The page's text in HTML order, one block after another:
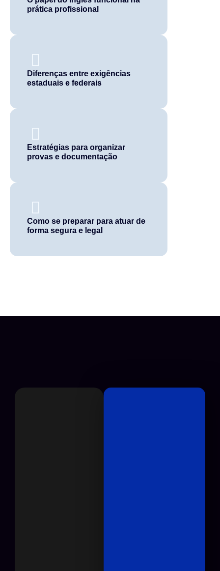
prática profissional
Diferenças entre exigências
estaduais e federais
Estratégias para organizar
provas e documentação
Como se preparar para atuar de
forma segura e legal